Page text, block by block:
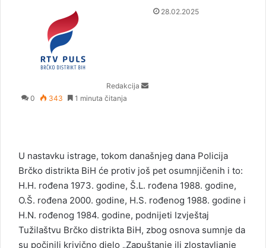
Redakcija
28.02.2025
0 343 1 minuta čitanja
U nastavku istrage, tokom današnjeg dana Policija
Brčko distrikta BiH će protiv još pet osumnjičenih i to:
H.H. rođena 1973. godine, Š.L. rođena 1988. godine,
O.Š. rođena 2000. godine, H.S. rođenog 1988. godine i
H.N. rođenog 1984. godine, podnijeti Izvještaj
Tužilaštvu Brčko distrikta BiH, zbog osnova sumnje da
su počinili krivično djelo „Zapuštanje ili zlostavljanje